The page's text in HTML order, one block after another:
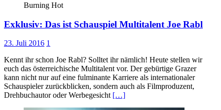
Burning Hot
Exklusiv: Das ist Schauspiel Multitalent Joe Rabl
23. Juli 2016 1
Kennt ihr schon Joe Rabl? Solltet ihr nämlich! Heute stellen wir
euch das österreichische Multitalent vor. Der gebürtige Grazer
kann nicht nur auf eine fulminante Karriere als internationaler
Schauspieler zurückblicken, sondern auch als Filmproduzent,
Drehbuchautor oder Werbegesicht […]